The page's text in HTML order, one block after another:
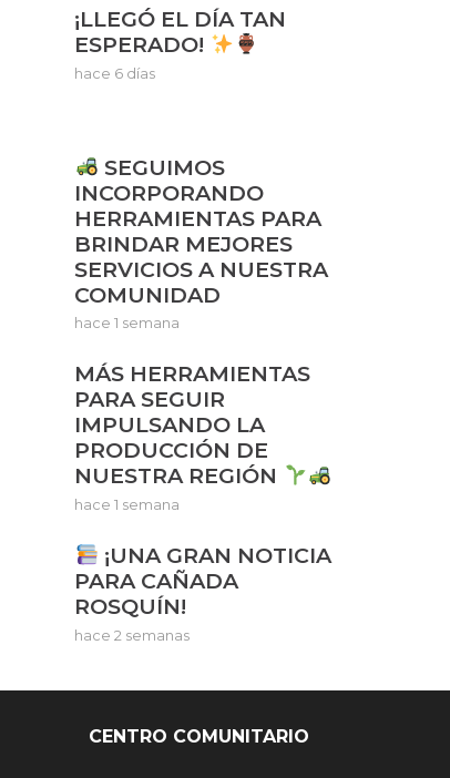
¡LLEGÓ EL DÍA TAN
ESPERADO!
hace 6 días
SEGUIMOS
INCORPORANDO
HERRAMIENTAS PARA
BRINDAR MEJORES
SERVICIOS A NUESTRA
COMUNIDAD
hace 1 semana
MÁS HERRAMIENTAS
PARA SEGUIR
IMPULSANDO LA
PRODUCCIÓN DE
NUESTRA REGIÓN
hace 1 semana
¡UNA GRAN NOTICIA
PARA CAÑADA
ROSQUÍN!
hace 2 semanas
CENTRO COMUNITARIO